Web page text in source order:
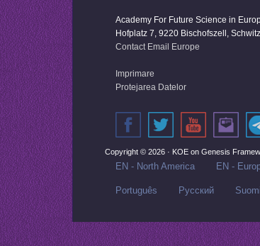
Academy For Future Science in
Hofplatz 7, 9220 Bischofszell,
Contact Email Europe
Imprimare
Protejarea Datelor
Copyright © 2026 · KOE on Genesis
EN - North America EN -
Português Русский‬ Suomi